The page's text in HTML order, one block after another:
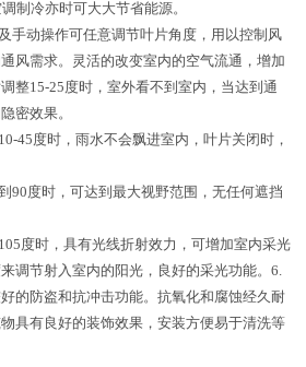
制冷亦时可大大节省能源。
动操作可任意调节叶片角度，用以控制风
风需求。灵活的改变室内的空气流通，增加
整15-25度时，室外看不到室内，当达到通
密效果。
度时，雨水不会飘进室内，叶片关闭时，
度时，可达到最大视野范围，无任何遮挡
度时，具有光线折射效力，可增加室内采光
调节射入室内的阳光，良好的采光功能。6.
的防盗和抗冲击功能。抗氧化和腐蚀经久耐
具有良好的装饰效果，安装方便易于清洗等